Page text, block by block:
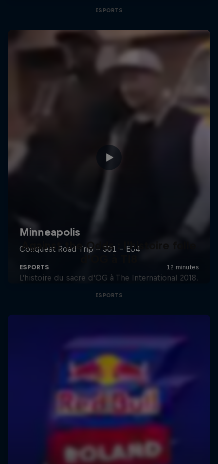
ESPORTS
Against the Odds : l'histoire folle
L'histoire du sacre d'OG à The International 2018.
ESPORTS